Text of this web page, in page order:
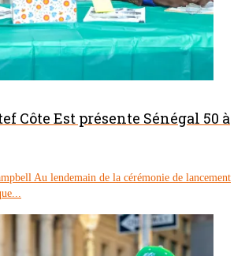
Côte Est présente Sénégal 50 à
Au lendemain de la cérémonie de lancement